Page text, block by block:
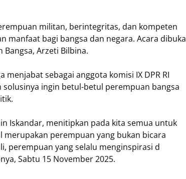
militan, berintegritas, dan kompeten
bagi bangsa dan negara. Acara dibuka
Bangsa, Arzeti Bilbina.
sebagai anggota komisi IX DPR RI
ingin betul-betul perempuan bangsa
Iskandar, menitipkan pada kita semua untuk
perempuan yang bukan bicara
perempuan yang selalu menginspirasi d
Sabtu 15 November 2025.